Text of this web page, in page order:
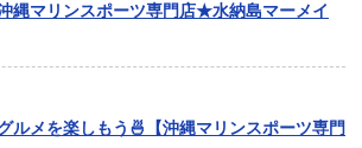
縄マリンスポーツ専門店★水納島マーメイ
ルメを楽しもう🍜【沖縄マリンスポーツ専門